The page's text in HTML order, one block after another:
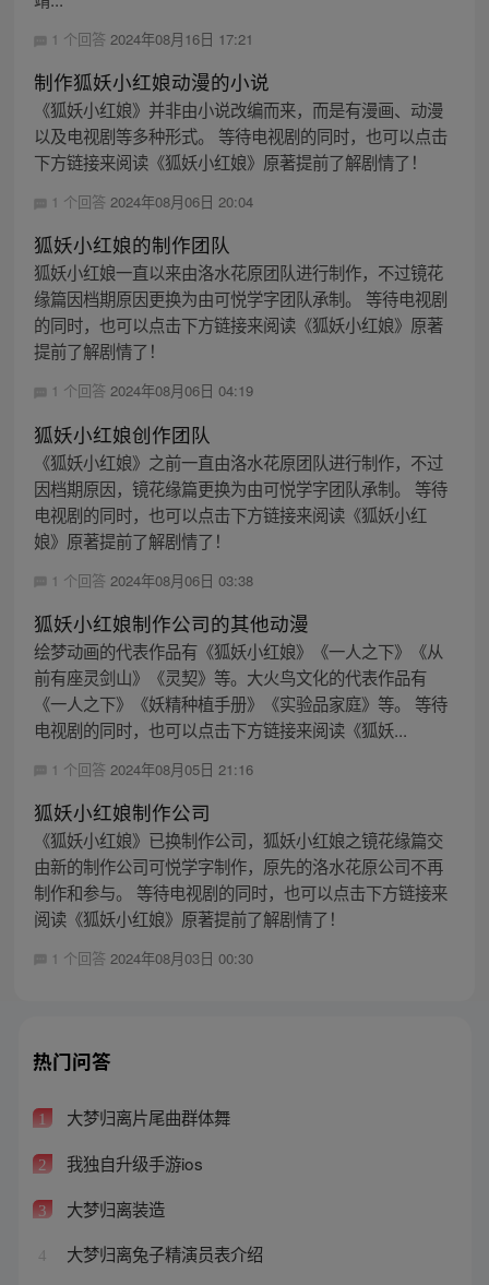
1 个回答 2024年08月16日 17:21
制作狐妖小红娘动漫的小说
《狐妖小红娘》并非由小说改编而来，而是有漫画、动漫
以及电视剧等多种形式。 等待电视剧的同时，也可以点击
下方链接来阅读《狐妖小红娘》原著提前了解剧情了！
1 个回答 2024年08月06日 20:04
狐妖小红娘的制作团队
狐妖小红娘一直以来由洛水花原团队进行制作，不过镜花
缘篇因档期原因更换为由可悦学字团队承制。 等待电视剧
的同时，也可以点击下方链接来阅读《狐妖小红娘》原著
提前了解剧情了！
1 个回答 2024年08月06日 04:19
狐妖小红娘创作团队
《狐妖小红娘》之前一直由洛水花原团队进行制作，不过
因档期原因，镜花缘篇更换为由可悦学字团队承制。 等待
电视剧的同时，也可以点击下方链接来阅读《狐妖小红
娘》原著提前了解剧情了！
1 个回答 2024年08月06日 03:38
狐妖小红娘制作公司的其他动漫
绘梦动画的代表作品有《狐妖小红娘》《一人之下》《从
前有座灵剑山》《灵契》等。大火鸟文化的代表作品有
《一人之下》《妖精种植手册》《实验品家庭》等。 等待
电视剧的同时，也可以点击下方链接来阅读《狐妖...
1 个回答 2024年08月05日 21:16
狐妖小红娘制作公司
《狐妖小红娘》已换制作公司，狐妖小红娘之镜花缘篇交
由新的制作公司可悦学字制作，原先的洛水花原公司不再
制作和参与。 等待电视剧的同时，也可以点击下方链接来
阅读《狐妖小红娘》原著提前了解剧情了！
1 个回答 2024年08月03日 00:30
热门问答
1 大梦归离片尾曲群体舞
2 我独自升级手游ios
3 大梦归离装造
4 大梦归离兔子精演员表介绍